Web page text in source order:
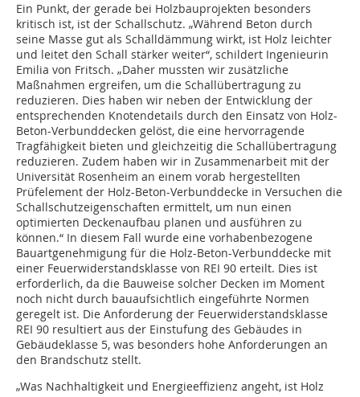
Ein Punkt, der gerade bei Holzbauprojekten besonders
kritisch ist, ist der Schallschutz. „Während Beton durch
seine Masse gut als Schalldämmung wirkt, ist Holz leichter
und leitet den Schall stärker weiter“, schildert Ingenieurin
Emilia von Fritsch. „Daher mussten wir zusätzliche
Maßnahmen ergreifen, um die Schallübertragung zu
reduzieren. Dies haben wir neben der Entwicklung der
entsprechenden Knotendetails durch den Einsatz von Holz-
Beton-Verbunddecken gelöst, die eine hervorragende
Tragfähigkeit bieten und gleichzeitig die Schallübertragung
reduzieren. Zudem haben wir in Zusammenarbeit mit der
Universität Rosenheim an einem vorab hergestellten
Prüfelement der Holz-Beton-Verbunddecke in Versuchen die
Schallschutzeigenschaften ermittelt, um nun einen
optimierten Deckenaufbau planen und ausführen zu
können.“ In diesem Fall wurde eine vorhabenbezogene
Bauartgenehmigung für die Holz-Beton-Verbunddecke mit
einer Feuerwiderstandsklasse von REI 90 erteilt. Dies ist
erforderlich, da die Bauweise solcher Decken im Moment
noch nicht durch bauaufsichtlich eingeführte Normen
geregelt ist. Die Anforderung der Feuerwiderstandsklasse
REI 90 resultiert aus der Einstufung des Gebäudes in
Gebäudeklasse 5, was besonders hohe Anforderungen an
den Brandschutz stellt.
„Was Nachhaltigkeit und Energieeffizienz angeht, ist Holz